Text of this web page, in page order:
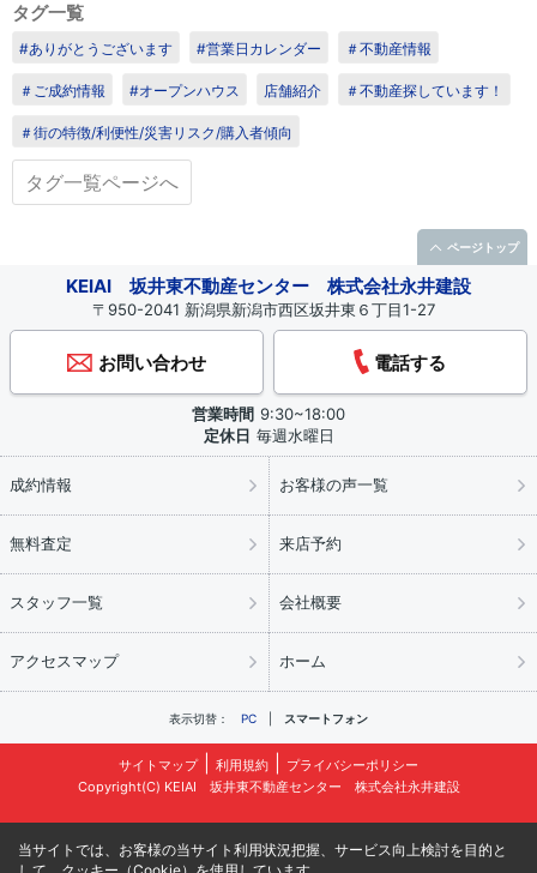
タグ一覧
#ありがとうございます #営業日カレンダー ＃不動産情報
＃ご成約情報 #オープンハウス 店舗紹介 ＃不動産探しています！
＃街の特徴/利便性/災害リスク/購入者傾向
タグ一覧ページへ
KEIAI 坂井東不動産センター 株式会社永井建設
〒950-2041 新潟県新潟市西区坂井東６丁目1-27
お問い合わせ 電話する
営業時間 9:30~18:00
定休日 毎週水曜日
成約情報 お客様の声一覧
無料査定 来店予約
スタッフ一覧 会社概要
アクセスマップ ホーム
表示切替： PC スマートフォン
サイトマップ 利用規約
プライバシーポリシー
Copyright(C) KEIAI 坂井東不動産センター 株式会社永井建設
ページトップ
当サイトでは、お客様の当サイト利用状況把握、サービス向上検討を目的と